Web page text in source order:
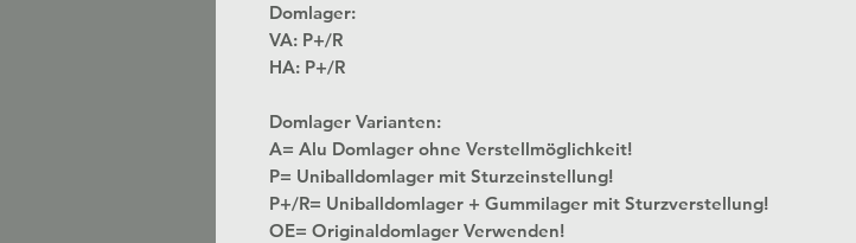
Domlager:
VA: P+/R
HA: P+/R
Domlager Varianten:
A= Alu Domlager ohne Verstellmöglichkeit!
P= Uniballdomlager mit Sturzeinstellung!
P+/R= Uniballdomlager + Gummilager mit Sturzverstellung!
OE= Originaldomlager Verwenden!